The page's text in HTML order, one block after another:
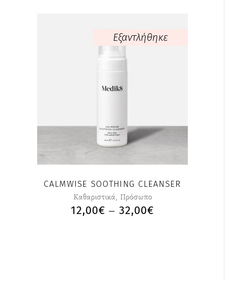
Εξαντλήθηκε
Αυτό
πολλαπλές
παραλλαγές.
επιλογές
να
επιλεγούν
στη
CALMWISE SOOTHING CLEANSER
Καθαριστικά, Πρόσωπο
12,00€ – 32,00€